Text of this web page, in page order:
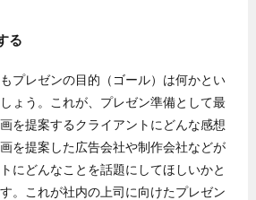
る
プレゼンの目的（ゴール）は何かとい
ょう。これが、プレゼン準備として最
を提案するクライアントにどんな感想
を提案した広告会社や制作会社などが
にどんなことを話題にしてほしいかと
。これが社内の上司に向けたプレゼン